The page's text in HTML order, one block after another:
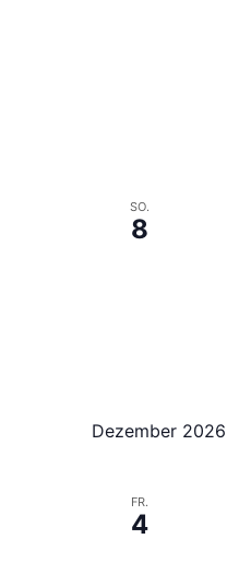
SO.
8
Dezember 2026
FR.
4